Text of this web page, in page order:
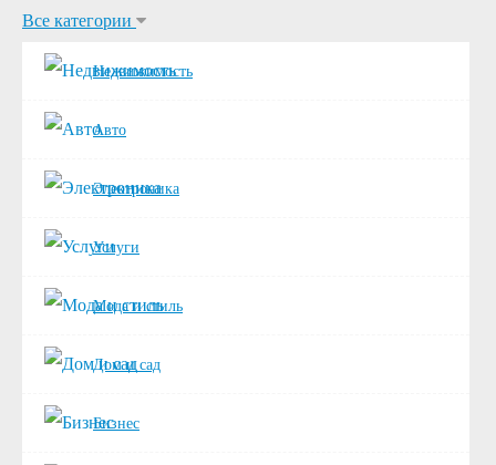
Все категории
Недвижимость
Авто
Электроника
Услуги
Мода и стиль
Дом и сад
Бизнес